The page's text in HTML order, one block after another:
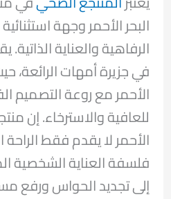
البحر الأحمر وجهة
الرفاهية والعناية
في جزيرة أمهات الرائعة،
الأحمر مع روعة التصميم
للعافية والاسترخاء. إن
الأحمر لا يقدم فقط
فلسفة العناية الشخصية
إلى تجديد الحواس ورفع